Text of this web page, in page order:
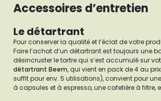
Accessoires d’entretien
Le détartrant
Pour conserver la qualité et l’éclat de votre
Faire l’achat d’un détartrant est toujours une
désincruster le tartre qui s’est accumulé sur
détartrant Beem, qui vient en pack de 4 au
suffit pour env. 5 utilisations), convient pour
à capsules et à espresso, une cafetière à filtre,